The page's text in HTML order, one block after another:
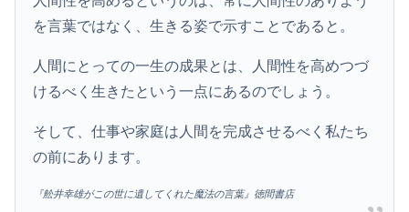
を言葉ではなく、生きる姿で示すことであると。
人間にとっての一生の成果とは、人間性を高めつづ
けるべく生きたという一点にあるのでしょう。
そして、仕事や家庭は人間を完成させるべく私たち
の前にあります。
『舩井幸雄がこの世に遺してくれた魔法の言葉』徳間書店